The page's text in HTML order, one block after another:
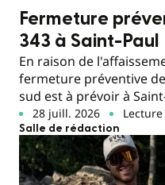
Fermeture
343 à Saint-Paul
En raison de
fermeture préventive
sud est à prévoir à
28 juill. 2026
Salle de rédaction